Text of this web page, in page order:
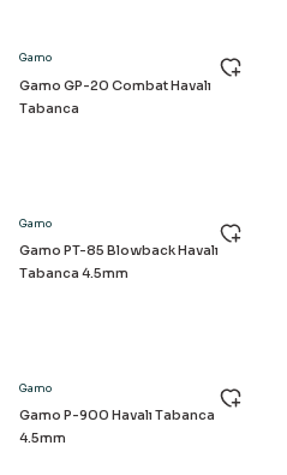
Gamo
Gamo GP-20 Combat Havalı
Tabanca
Gamo
Gamo PT-85 Blowback Havalı
Tabanca 4.5mm
Gamo
Gamo P-900 Havalı Tabanca
4.5mm